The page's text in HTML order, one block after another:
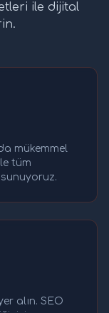
ile dijital
mükemmel
tüm
alın. SEO